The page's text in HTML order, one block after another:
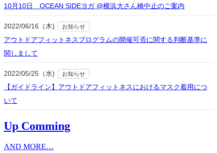
10月10日 OCEAN SIDEヨガ @横浜大さん橋中止のご案内
2022/06/16（木) お知らせ
アウトドアフィットネスプログラムの開催可否に関する判断基準に
関しまして
2022/05/25（水) お知らせ
【ガイドライン】アウトドアフィットネスにおけるマスク着用につ
いて
Up Comming
AND MORE…